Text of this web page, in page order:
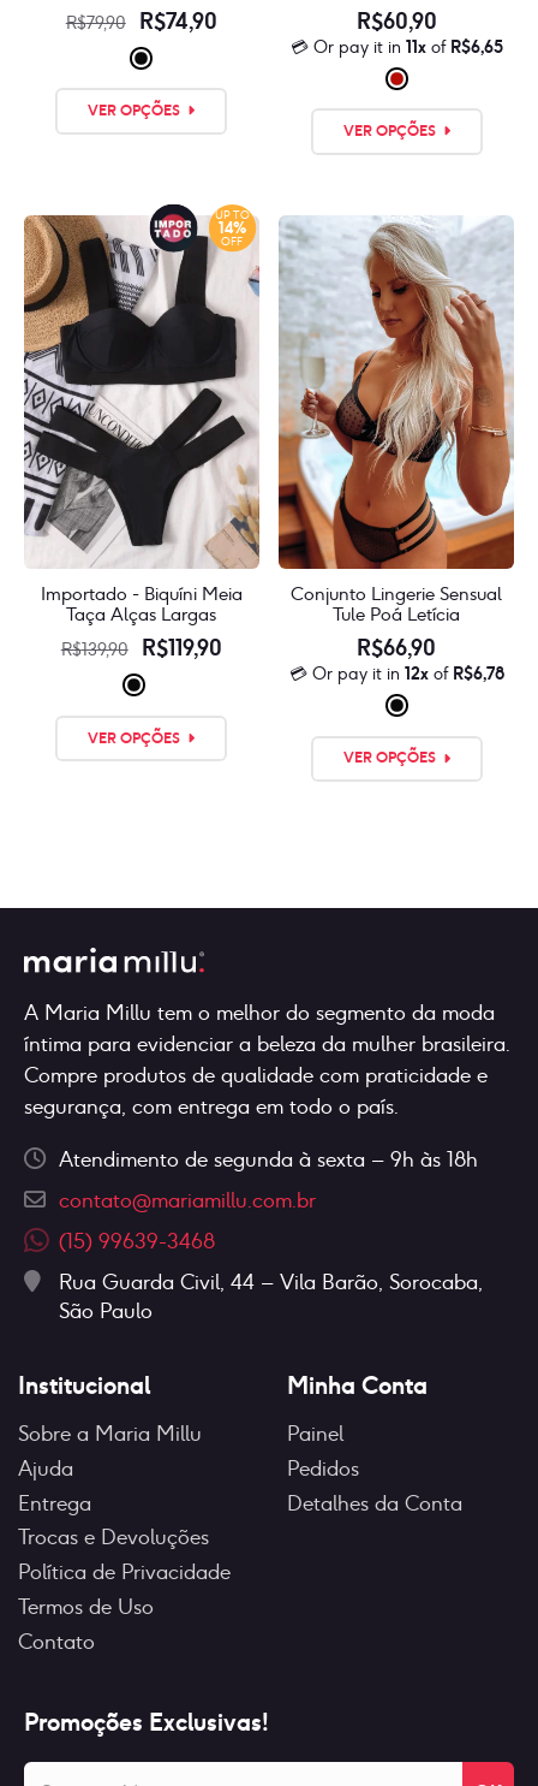
R$79,90
O
preço
original
era:
R$74,90O
atual
pay
it
in
R$7,59
VER OPÇÕES
variantes.
As
opções
podem
ser
escolhidas
na
página
do
produto
R$60,90
💳 Or pay it in 11xof R$6,65
VER OPÇÕES
As
ser
na
UP TO
14%
OFF
Importado - Biquíni Meia
Taça Alças Largas
R$139,90
O
preço
original
era:
R$119,90O
VER OPÇÕES
podem
na
página
produto
Conjunto Lingerie Sensual
Tule Poá Letícia
R$66,90
💳 Or pay it in 12xof R$6,78
VER OPÇÕES
na
do
A Maria Millu tem o melhor do segmento da moda
íntima para evidenciar a beleza da mulher brasileira.
Compre produtos de qualidade com praticidade e
segurança, com entrega em todo o país.
Atendimento de segunda à sexta – 9h às 18h
contato@mariamillu.com.br
(15) 99639-3468
Rua Guarda Civil, 44 – Vila Barão, Sorocaba,
São Paulo
Institucional
Sobre a Maria Millu
Ajuda
Entrega
Trocas e Devoluções
Política de Privacidade
Termos de Uso
Contato
Minha Conta
Painel
Pedidos
Detalhes da Conta
Promoções Exclusivas!
Seu